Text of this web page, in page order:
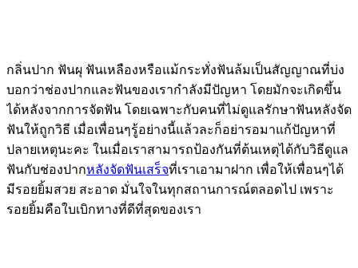
กลิ่นปาก ฟันผุ ฟันเหลืองหรือแม้กระทั่งฟันล้มเป็นสัญญาณที่บ่ง
บอกว่าช่องปากและฟันของเรากำลังมีปัญหา โดยมักจะเกิดขึ้น
ได้หลังจากการจัดฟัน โดยเฉพาะกับคนที่ไม่ดูแลรักษาฟันหลังจัด
ฟันให้ถูกวิธี เมื่อเพื่อนๆรู้อย่างนี้แล้วละก็อย่ารอมาแก้ปัญหาที่
ปลายเหตุนะคะ ในเมื่อเราสามารถป้องกันที่ต้นเหตุได้กับวิธีดูแล
ฟันกับช่องปากหลังจัดฟันเสร็จที่เราเอามาฝาก เพื่อให้เพื่อนๆได้
มีรอยยิ้มสวย สะอาด มั่นใจในทุกสถานการณ์ตลอดไป เพราะ
รอยยิ้มคือใบเบิกทางที่ดีที่สุดของเรา